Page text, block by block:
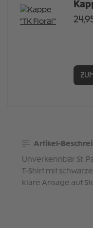
Artikel-
Unverkennbar St.
T-Shirt mit
klare Ansage auf